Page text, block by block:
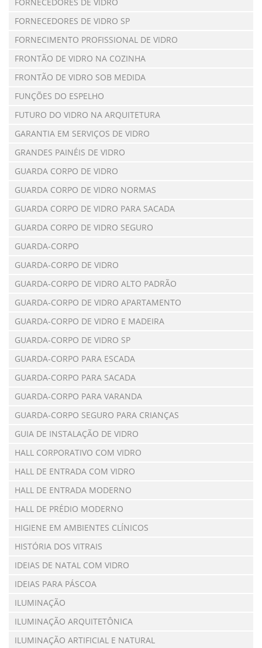
FORNECEDORES DE VIDRO SP
FORNECIMENTO PROFISSIONAL DE VIDRO
FRONTÃO DE VIDRO NA COZINHA
FRONTÃO DE VIDRO SOB MEDIDA
FUNÇÕES DO ESPELHO
FUTURO DO VIDRO NA ARQUITETURA
GARANTIA EM SERVIÇOS DE VIDRO
GRANDES PAINÉIS DE VIDRO
GUARDA CORPO DE VIDRO
GUARDA CORPO DE VIDRO NORMAS
GUARDA CORPO DE VIDRO PARA SACADA
GUARDA CORPO DE VIDRO SEGURO
GUARDA-CORPO
GUARDA-CORPO DE VIDRO
GUARDA-CORPO DE VIDRO ALTO PADRÃO
GUARDA-CORPO DE VIDRO APARTAMENTO
GUARDA-CORPO DE VIDRO E MADEIRA
GUARDA-CORPO DE VIDRO SP
GUARDA-CORPO PARA ESCADA
GUARDA-CORPO PARA SACADA
GUARDA-CORPO PARA VARANDA
GUARDA-CORPO SEGURO PARA CRIANÇAS
GUIA DE INSTALAÇÃO DE VIDRO
HALL CORPORATIVO COM VIDRO
HALL DE ENTRADA COM VIDRO
HALL DE ENTRADA MODERNO
HALL DE PRÉDIO MODERNO
HIGIENE EM AMBIENTES CLÍNICOS
HISTÓRIA DOS VITRAIS
IDEIAS DE NATAL COM VIDRO
IDEIAS PARA PÁSCOA
ILUMINAÇÃO
ILUMINAÇÃO ARQUITETÔNICA
ILUMINAÇÃO ARTIFICIAL E NATURAL